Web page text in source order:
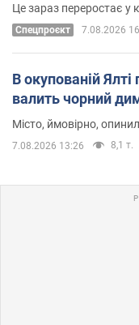
Це зараз переростає у
Cпецпроєкт 7.08.2026
В окупованій
валить чорний
Місто, ймовірно,
7.08.2026 13:26 8,1 т.